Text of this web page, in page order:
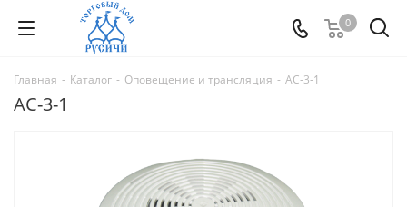
0
Главная - Каталог - Оповещение и трансляция - АС-3-1
АС-3-1